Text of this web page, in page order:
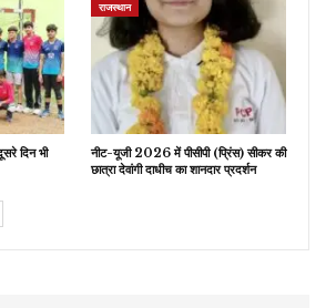
दिन भी
राजस्थान
नीट-यूजी 2026 में पीसीपी (प्रिंस) सीकर की
छात्रा देवांगी दाधीच का शानदार प्रदर्शन